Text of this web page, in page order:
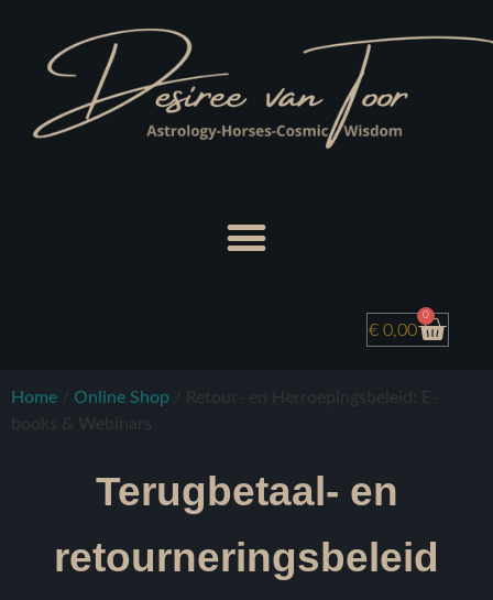
€ 0,00
0
Home Online Shop / Retour- en Herroepingsbeleid: E-
books & Webinars
Terugbetaal- en
retourneringsbeleid